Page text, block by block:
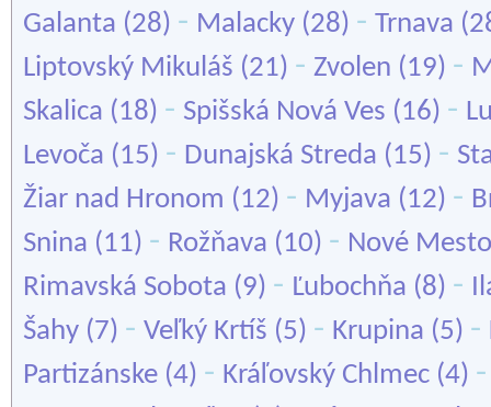
Galanta (28) - Malacky (28) - Trnava
Liptovský Mikuláš (21) - Zvolen (19) -
Skalica (18) - Spišská Nová Ves (16) -
Levoča (15) - Dunajská Streda (15) -
Žiar nad Hronom (12) - Myjava (12) -
Snina (11) - Rožňava (10) - Nové
Rimavská Sobota (9) - Ľubochňa (8) -
Šahy (7) - Veľký Krtíš (5) - Krupina (5) -
Partizánske (4) - Kráľovský Chlmec (4)